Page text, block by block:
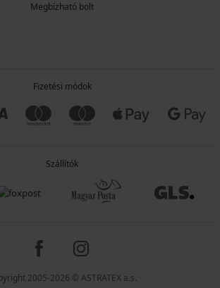
Megbízható bolt
Fizetési módok
Szállítók
2005-2026 © ASTRATEX a.s.